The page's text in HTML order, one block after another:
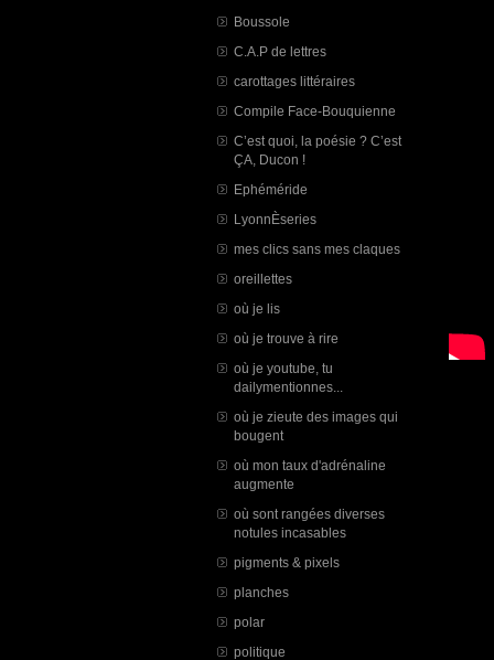
Boussole
C.A.P de lettres
carottages littéraires
Compile Face-Bouquienne
C’est quoi, la poésie ? C’est
ÇA, Ducon !
Ephéméride
LyonnÈseries
mes clics sans mes claques
oreillettes
où je lis
où je trouve à rire
où je youtube, tu
dailymentionnes...
où je zieute des images qui
bougent
où mon taux d'adrénaline
augmente
où sont rangées diverses
notules incasables
pigments & pixels
planches
polar
politique